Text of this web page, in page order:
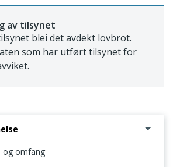
av tilsynet
blei det avdekt lovbrot.
som har utført tilsynet for
omfang